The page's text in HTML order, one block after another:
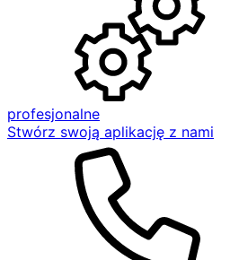
profesjonalne
Stwórz swoją aplikację z nami